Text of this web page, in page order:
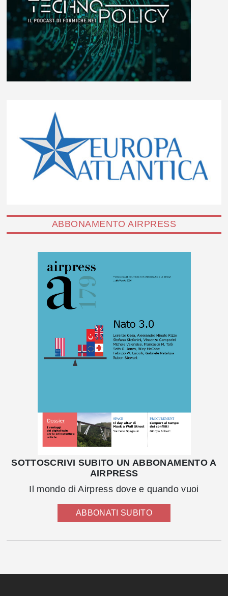
ABBONAMENTO AIRPRESS
SOTTOSCRIVI SUBITO UN ABBONAMENTO A
AIRPRESS
Il mondo di Airpress dove e quando vuoi
ABBONATI SUBITO